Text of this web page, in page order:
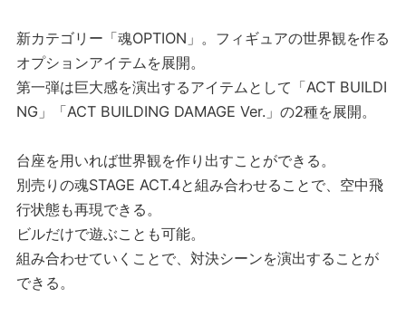
新カテゴリー「魂OPTION」。フィギュアの世界観を作る
オプションアイテムを展開。
第一弾は巨大感を演出するアイテムとして「ACT BUILDI
NG」「ACT BUILDING DAMAGE Ver.」の2種を展開。
台座を用いれば世界観を作り出すことができる。
別売りの魂STAGE ACT.4と組み合わせることで、空中飛
行状態も再現できる。
ビルだけで遊ぶことも可能。
組み合わせていくことで、対決シーンを演出することが
できる。